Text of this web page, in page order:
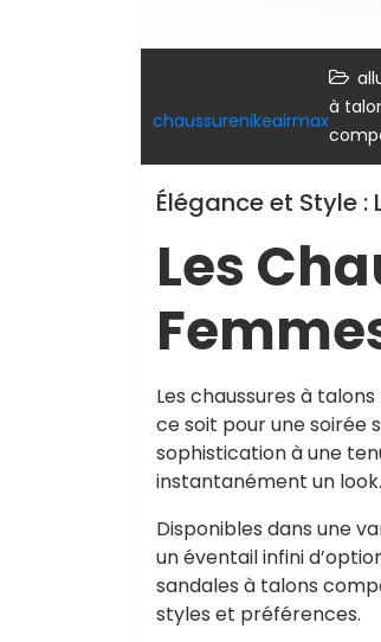
chaussurenikeairmax
à
Élégance et Style
Les
Les chaussures à
ce soit pour une soirée
sophistication à une
instantanément un look.
Disponibles dans une
un éventail infini
sandales à talons
styles et préférences.